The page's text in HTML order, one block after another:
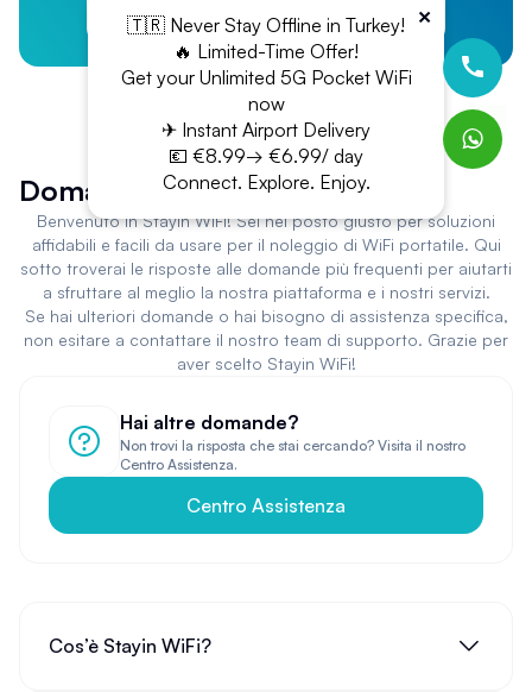
App Store
Google Play
Domande Frequenti
Benvenuto in Stayin WiFi! Sei nel posto giusto per soluzioni
affidabili e facili da usare per il noleggio di WiFi portatile. Qui
sotto troverai le risposte alle domande più frequenti per aiutarti
a sfruttare al meglio la nostra piattaforma e i nostri servizi.
Se hai ulteriori domande o hai bisogno di assistenza specifica,
non esitare a contattare il nostro team di supporto. Grazie per
aver scelto Stayin WiFi!
Hai altre domande?
Non trovi la risposta che stai cercando? Visita il nostro
Centro Assistenza.
Centro Assistenza
Cos’è Stayin WiFi?
×
🇹🇷 Never Stay Offline in Turkey!
🔥 Limited-Time Offer!
Get your Unlimited 5G Pocket WiFi
now
✈ Instant Airport Delivery
💶 €8.99→ €6.99/ day
Connect. Explore. Enjoy.